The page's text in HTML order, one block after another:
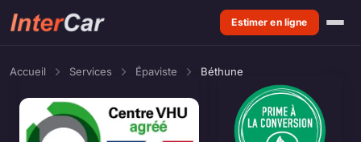
Estimer en ligne
Accueil Services Épaviste Béthune